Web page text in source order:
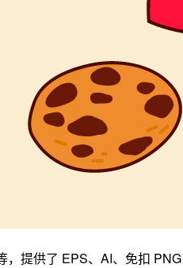
提供了 EPS、AI、免扣 PNG